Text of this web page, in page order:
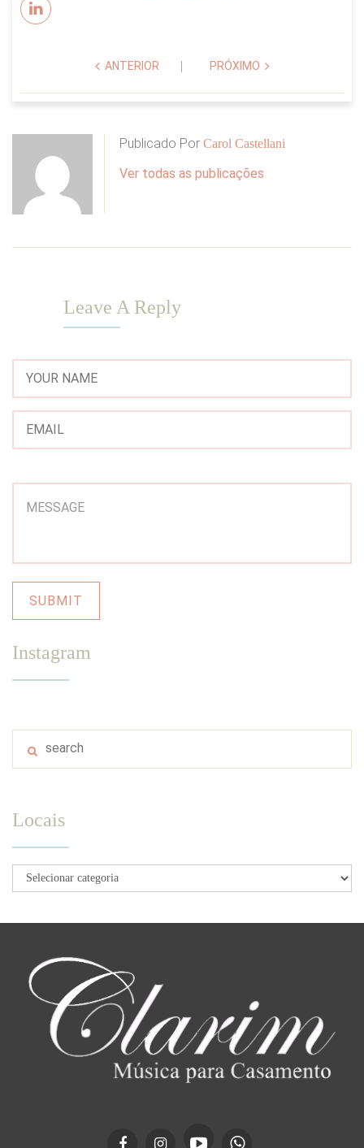
ANTERIOR PRÓXIMO
Publicado Por Carol Castellani
Ver todas as publicações
Leave A Reply
Instagram
Locais